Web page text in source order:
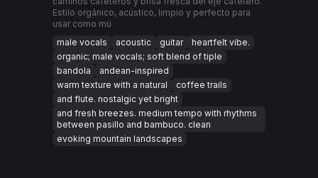
Estilo orgánico, acústico, limpio y perfecto para
usar como mú
male vocals
acoustic guitar
heartfelt vibe.
organic; male vocals; soft blend of tiple
bandola
andean-inspired
warm texture with a natural
coffee trails
and flute. nostalgic yet bright
and fresh breezes. medium tempo with rhythms
between pasillo and bambuco. clean
evoking mountain landscapes